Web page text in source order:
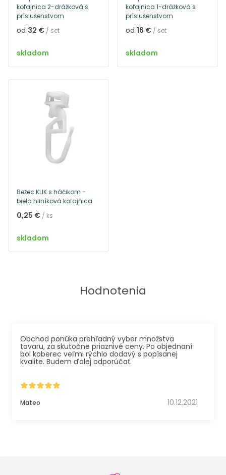
koľajnica 2-drážková s
príslušenstvom
od 32 € / set
skladom
koľajnica 1-drážková s
príslušenstvom
od 16 € / set
skladom
Bežec KLIK s háčikom -
biela hliníková koľajnica
0,25 € / ks
skladom
Hodnotenia
Obchod ponúka prehľadný vyber množstva
tovaru, za skutočne priaznivé ceny. Po objednaní
bol koberec veľmi rýchlo dodavý s popísanej
kvalite. Budem ďalej odporúčať.
Mateo 10.12.2021